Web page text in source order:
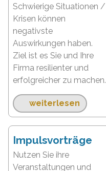
Schwierige Situationen /
Krisen können
negativste
Auswirkungen haben.
Ziel ist es Sie und Ihre
Firma resilienter und
erfolgreicher zu machen.
weiterlesen
Impulsvorträge
Nutzen Sie ihre
Veranstaltungen und